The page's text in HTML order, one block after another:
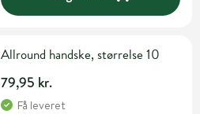
Allround handske, størrelse 10
79,95 kr.
Få leveret